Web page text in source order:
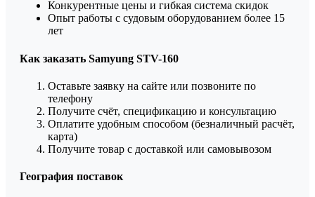
Конкурентные цены и гибкая система скидок
Опыт работы с судовым оборудованием более 15
лет
Как заказать Samyung STV-160
Оставьте заявку на сайте или позвоните по
телефону
Получите счёт, спецификацию и консультацию
Оплатите удобным способом (безналичный расчёт,
карта)
Получите товар с доставкой или самовывозом
География поставок